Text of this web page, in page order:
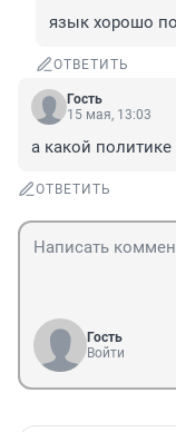
язык хорошо
ОТВЕТИТЬ
Гость
15 мая, 13:03
а какой
ОТВЕТИТЬ
Гость
Войти